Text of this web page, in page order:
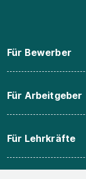
Für Bewerber
Für Arbeitgeber
Für Lehrkräfte